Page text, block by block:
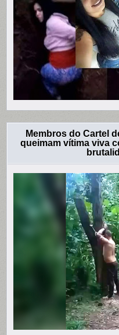
Membros do Cartel
queimam vítima viva